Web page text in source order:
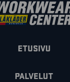
ETUSIVU
PALVELUT